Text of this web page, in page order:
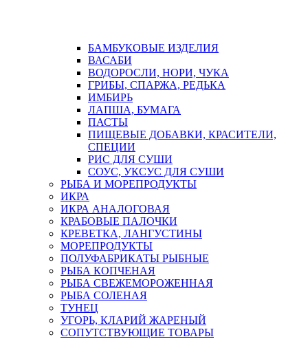
БАМБУКОВЫЕ ИЗДЕЛИЯ
ВАСАБИ
ВОДОРОСЛИ, НОРИ, ЧУКА
ГРИБЫ, СПАРЖА, РЕДЬКА
ИМБИРЬ
ЛАПША, БУМАГА
ПАСТЫ
ПИЩЕВЫЕ ДОБАВКИ, КРАСИТЕЛИ,
СПЕЦИИ
РИС ДЛЯ СУШИ
СОУС, УКСУС ДЛЯ СУШИ
РЫБА И МОРЕПРОДУКТЫ
ИКРА
ИКРА АНАЛОГОВАЯ
КРАБОВЫЕ ПАЛОЧКИ
КРЕВЕТКА, ЛАНГУСТИНЫ
МОРЕПРОДУКТЫ
ПОЛУФАБРИКАТЫ РЫБНЫЕ
РЫБА КОПЧЕНАЯ
РЫБА СВЕЖЕМОРОЖЕННАЯ
РЫБА СОЛЕНАЯ
ТУНЕЦ
УГОРЬ, КЛАРИЙ ЖАРЕНЫЙ
СОПУТСТВУЮЩИЕ ТОВАРЫ